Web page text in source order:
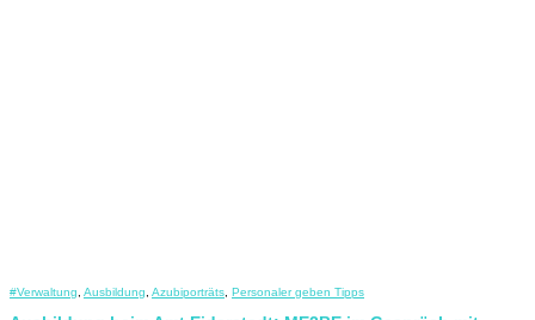
#Verwaltung, Ausbildung, Azubiporträts, Personaler geben Tipps